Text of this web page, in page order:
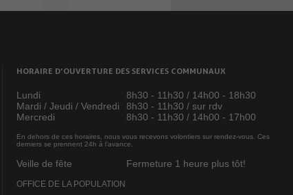
HORAIRE D’OUVERTURE DES SERVICES COMMUNAUX
Lundi
8h30 - 11h30 / 14h00 - 18h30
Mardi / Jeudi / Vendredi
8h30 - 11h30 / sur rdv
Mercredi
8h30 - 11h30 / 14h00 - 17h00
En dehors de ces horaires, nous vous recevons volontiers sur rendez-vous. Ces
derniers se prennent 24h à l’avance.
Veille de fête Fermeture 1 heure plus tôt!
OFFICE DE LA POPULATION